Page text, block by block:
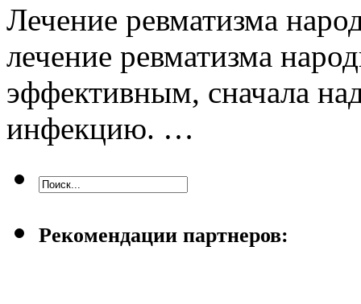
Лечение ревматизма
лечение ревматизма
эффективным, сначала
инфекцию. …
Рекомендации партнеров: